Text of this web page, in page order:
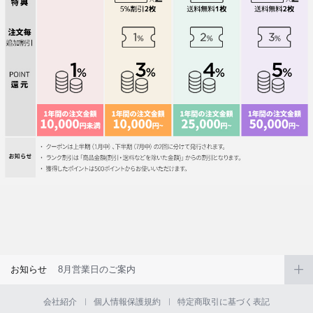
お知らせ 8月営業日のご案内
会社紹介 個人情報保護規約 特定商取引に基づく表記